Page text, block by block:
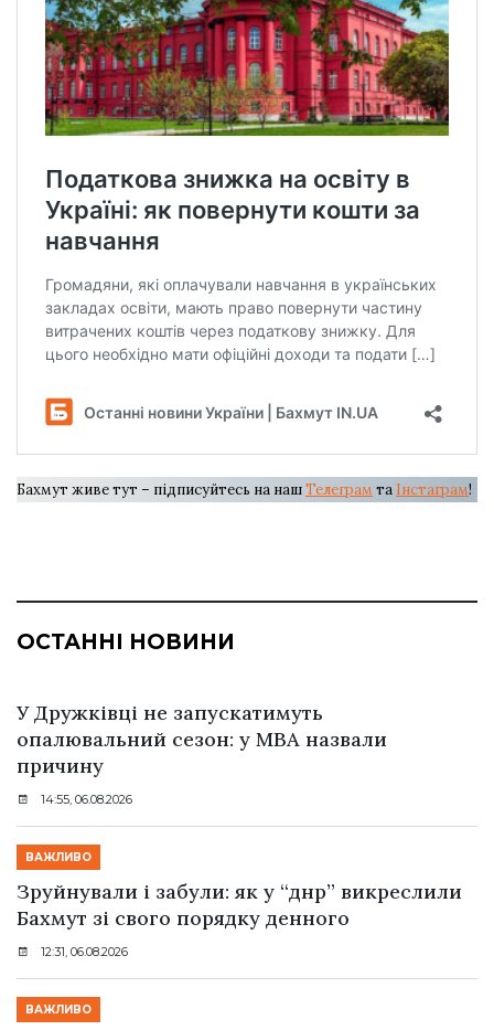
Бахмут живе тут – підписуйтесь на нашТелеграм та Інстаграм!
ОСТАННІ НОВИНИ
У Дружківці не запускатимуть
опалювальний сезон: у МВА назвали
причину
14:55, 06.08.2026
ВАЖЛИВО
Зруйнували і забули: як у “днр” викреслили
Бахмут зі свого порядку денного
12:31, 06.08.2026
ВАЖЛИВО